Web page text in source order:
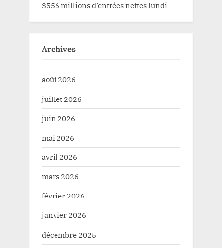
$556 millions d’entrées nettes lundi
Archives
août 2026
juillet 2026
juin 2026
mai 2026
avril 2026
mars 2026
février 2026
janvier 2026
décembre 2025